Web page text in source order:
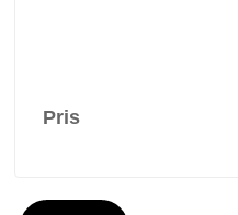
Pris